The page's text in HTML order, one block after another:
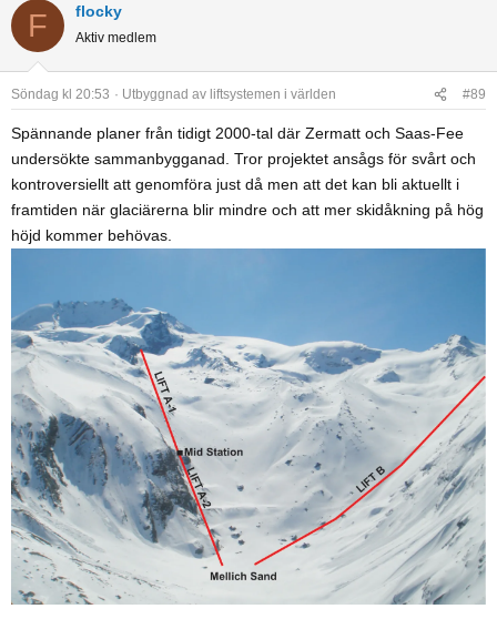
F flocky
Aktiv medlem
Söndag kl 20:53 Utbyggnad av liftsystemen i världen #89
Spännande planer från tidigt 2000-tal där Zermatt och Saas-Fee
undersökte sammanbygganad. Tror projektet ansågs för svårt och
kontroversiellt att genomföra just då men att det kan bli aktuellt i
framtiden när glaciärerna blir mindre och att mer skidåkning på hög
höjd kommer behövas.